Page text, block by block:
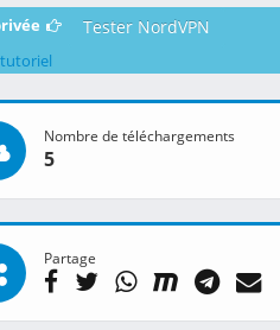
Tester NordVPN
Nombre de téléchargements
5
Partage